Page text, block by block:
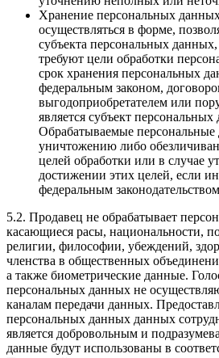
Хранение персональных
осуществляться в форме,
субъекта персональных
требуют цели обработки
срок хранения персональных
федеральным законом,
выгодоприобретателем или
является субъект
Обрабатываемые
уничтожению либо
целей обработки или в случае
достижении этих целей, если
федеральным
5.2. Продавец не обрабатывает
касающиеся расы, национальности,
религии, философии, убеждений,
членства в общественных
а также биометрические данные.
персональных данных не
каналам передачи данных.
персональных данных данных
является добровольным и
данные будут использованы в